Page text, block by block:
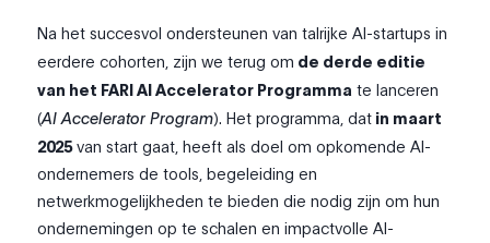
Na het succesvol ondersteunen van talrijke AI-startups in
eerdere cohorten, zijn we terug om de derde editie
van het FARI AI Accelerator Programma te lanceren
(AI Accelerator Program). Het programma, dat in maart
2025van start gaat, heeft als doel om opkomende AI-
ondernemers de tools, begeleiding en
netwerkmogelijkheden te bieden die nodig zijn om hun
ondernemingen op te schalen en impactvolle AI-